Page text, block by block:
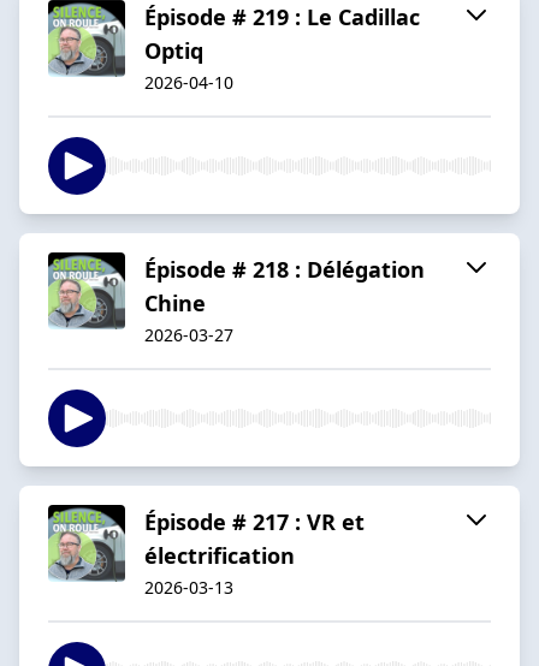
Épisode # 219 : Le Cadillac
Optiq
2026-04-10
Épisode # 218 : Délégation
Chine
2026-03-27
Épisode # 217 : VR et
électrification
2026-03-13